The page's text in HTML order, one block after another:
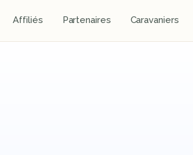
Affiliés Partenaires Caravaniers